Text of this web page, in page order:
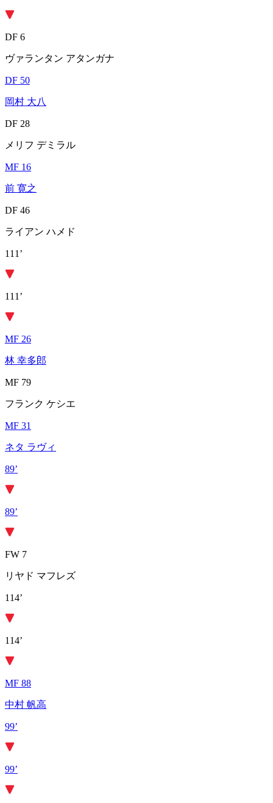
DF 6
ヴァランタン アタンガナ
DF 50
岡村 大八
DF 28
メリフ デミラル
MF 16
前 寛之
DF 46
ライアン ハメド
111’
111’
MF 26
林 幸多郎
MF 79
フランク ケシエ
MF 31
ネタ ラヴィ
89’
89’
FW 7
リヤド マフレズ
114’
114’
MF 88
中村 帆高
99’
99’